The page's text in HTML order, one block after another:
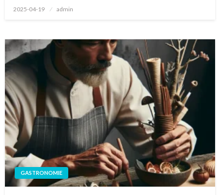
Geplaatst
2025-04-19 admin
GASTRONOMIE